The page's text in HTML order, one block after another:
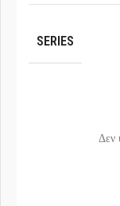
SERIES
Δεν